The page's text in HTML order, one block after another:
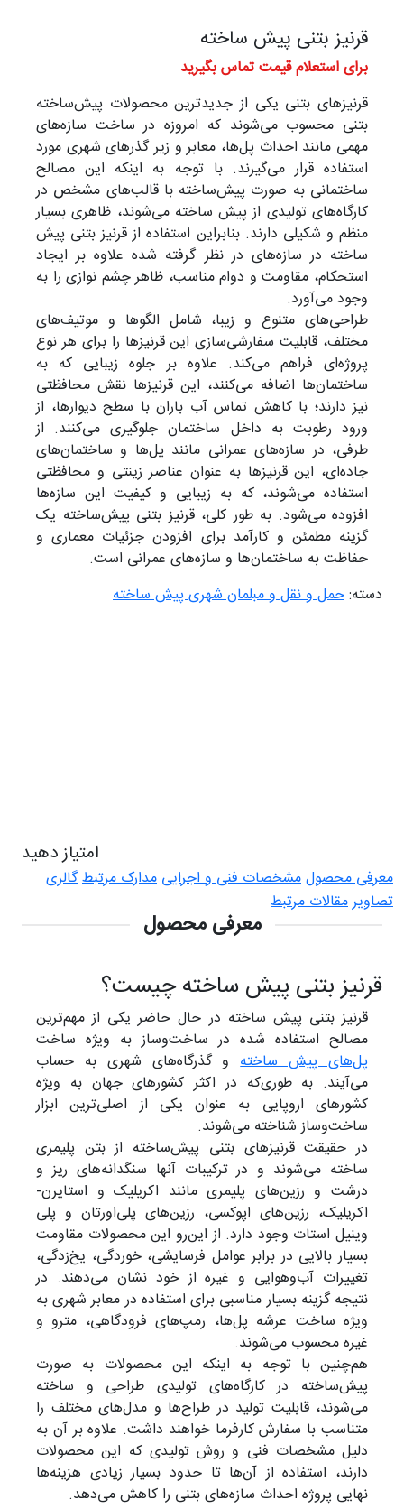
قرنیز بتنی پیش ساخته
برای استعلام قیمت تماس بگیرید
قرنیزهای بتنی یکی از جدیدترین محصولات پیش‌ساخته
بتنی محسوب می‌شوند که امروزه در ساخت سازه‌های
مهمی مانند احداث پل‌ها، معابر و زیر گذرهای شهری مورد
استفاده قرار می‌گیرند. با توجه به اینکه این مصالح
ساختمانی به صورت پیش‌ساخته با قالب‌های مشخص در
کارگاه‌های تولیدی از پیش ساخته می‌شوند، ظاهری بسیار
منظم و شکیلی دارند. بنابراین استفاده از قرنیز بتنی پیش
ساخته در سازه‌های در نظر گرفته شده علاوه بر ایجاد
استحکام، مقاومت و دوام مناسب، ظاهر چشم نوازی را به
وجود می‌آورد.
طراحی‌های متنوع و زیبا، شامل الگوها و موتیف‌های
مختلف، قابلیت سفارشی‌سازی این قرنیزها را برای هر نوع
پروژه‌ای فراهم می‌کند. علاوه بر جلوه زیبایی که به
ساختمان‌ها اضافه می‌کنند، این قرنیزها نقش محافظتی
نیز دارند؛ با کاهش تماس آب باران با سطح دیوارها، از
ورود رطوبت به داخل ساختمان جلوگیری می‌کنند. از
طرفی، در سازه‌های عمرانی مانند پل‌ها و ساختمان‌های
جاده‌ای، این قرنیزها به عنوان عناصر زینتی و محافظتی
استفاده می‌شوند، که به زیبایی و کیفیت این سازه‌ها
افزوده می‌شود. به طور کلی، قرنیز بتنی پیش‌ساخته یک
گزینه مطمئن و کارآمد برای افزودن جزئیات معماری و
حفاظت به ساختمان‌ها و سازه‌های عمرانی است.
حمل و نقل و مبلمان شهری پیش ساخته
امتیاز دهید
محصولمشخصات فنی و اجراییمدارک مرتبطگالری
مقالات مرتبط
معرفی محصول
بتنی پیش ساخته چیست؟
قرنیز بتنی پیش ساخته در حال حاضر یکی از مهم‌ترین
مصالح استفاده شده در ساخت‌وساز به ویژه ساخت
پل‌های پیش ساختهو گذرگاه‌های شهری به حساب
می‌آیند. به طوری‌که در اکثر کشورهای جهان به ویژه
کشورهای اروپایی به عنوان یکی از اصلی‌ترین ابزار
ساخت‌وساز شناخته می‌شوند.
در حقیقت قرنیزهای بتنی پیش‌ساخته از بتن پلیمری
ساخته می‌شوند و در ترکیبات آنها سنگدانه‌های ریز و
درشت و رزین‌های پلیمری مانند اکریلیک و استایرن-
اکریلیک، رزین‌های اپوکسی، رزین‌های پلی‌اورتان و پلی
وینیل استات وجود دارد. از این‌رو این محصولات مقاومت
بسیار بالایی در برابر عوامل فرسایشی، خوردگی، یخ‌زدگی،
تغییرات آب‌و‌هوایی و غیره از خود نشان می‌دهند. در
نتیجه گزینه بسیار مناسبی برای استفاده در معابر شهری به
ویژه ساخت عرشه پل‌ها، رمپ‌های فرودگاهی، مترو و
غیره محسوب می‌شوند.
هم‌چنین با توجه به اینکه این محصولات به صورت
پیش‌ساخته در کارگاه‌های تولیدی طراحی و ساخته
می‌شوند، قابلیت تولید در طراح‌ها و مدل‌های مختلف را
متناسب با سفارش کارفرما خواهند داشت. علاوه بر آن به
دلیل مشخصات فنی و روش تولیدی که این محصولات
دارند، استفاده از آن‌ها تا حدود بسیار زیادی هزینه‌ها
نهایی پروژه احداث سازه‌های بتنی را کاهش می‌دهد.